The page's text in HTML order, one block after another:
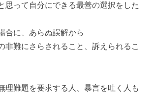
思って自分にできる最善の選択をした
合に、あらぬ誤解から
非難にさらされること、訴えられるこ
理難題を要求する人、暴言を吐く人も